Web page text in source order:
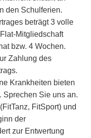
den Schulferien.
beträgt 3 volle
Mitgliedschaft
bzw. 4 Wochen.
Zahlung des
Krankheiten bieten
Sie uns an.
FitSport) und
der
zur Entwertung